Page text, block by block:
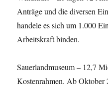
Anträge und die diversen
handele es sich um 1.000
Arbeitskraft binden.
Sauerlandmuseum – 12,7
Kostenrahmen. Ab Oktober